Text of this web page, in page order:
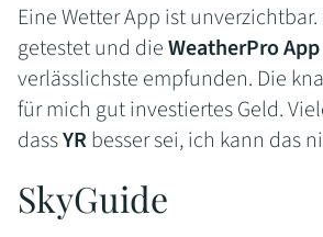
Eine Wetter App ist
getestet und dieWeatherPro App
verlässlichste empfunden. Die
für mich gut investiertes Geld.
dassYRbesser sei, ich kann das
SkyGuide